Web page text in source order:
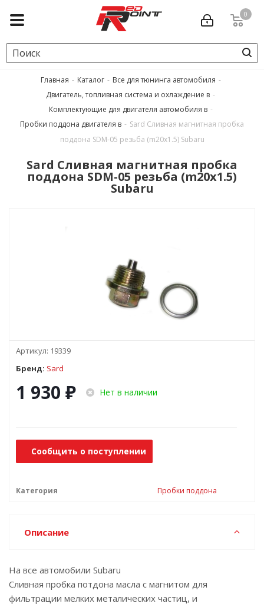
0
Главная - Каталог - Все для тюнинга автомобиля -
Двигатель, топливная система и охлаждение в -
Комплектующие для двигателя автомобиля в -
Пробки поддона двигателя в - Sard Сливная магнитная пробка
поддона SDM-05 резьба (m20x1.5) Subaru
Sard Сливная магнитная пробка
поддона SDM-05 резьба (m20x1.5)
Subaru
Артикул: 19339
Бренд: Sard
1 930 ₽ Нет в наличии
Сообщить о поступлении
Категория Пробки поддона
Описание
На все автомобили Subaru
Сливная пробка потдона масла с магнитом для
фильтрации мелких металических частиц, и